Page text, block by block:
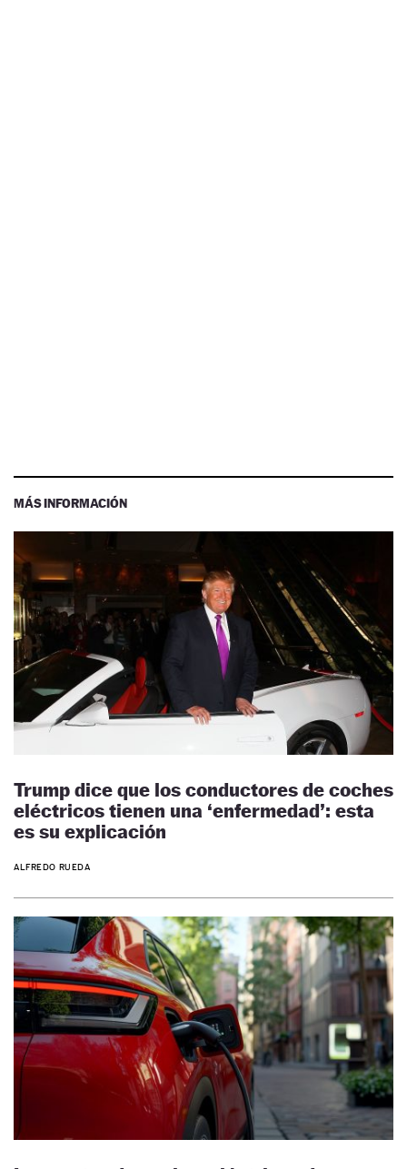
MÁS INFORMACIÓN
Trump dice que los conductores de coches
eléctricos tienen una ‘enfermedad’: esta
es su explicación
ALFREDO RUEDA